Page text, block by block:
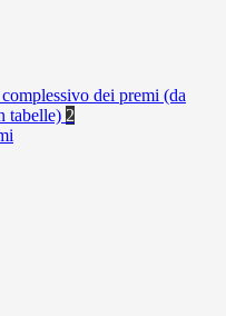
dei premi (da
tabelle) 2